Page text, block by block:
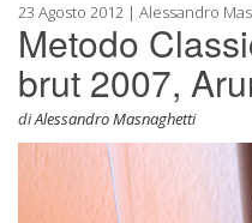
23 Agosto 2012 | Alessandro
Metodo
brut 2007,
diAlessandro Masnaghetti